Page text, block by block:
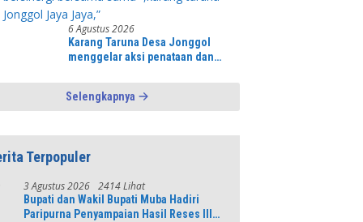
6 Agustus 2026
Karang Taruna Desa Jonggol
menggelar aksi penataan dan
Alun kecamatan Jonggol.inilah
bentuk kepemudaan yang
bersinergi bersama sama “,karang
Selengkapnya
Terpopuler
3 Agustus 2026 2414 Lihat
Bupati dan Wakil Bupati Muba Hadiri
Paripurna Penyampaian Hasil Reses III